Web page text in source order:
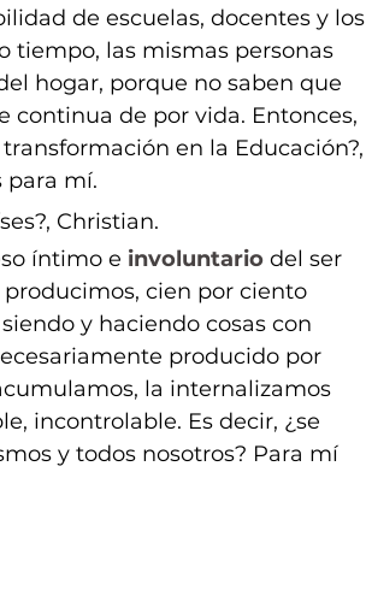
de escuelas, docentes y los
tiempo, las mismas personas
hogar, porque no saben que
continua de por vida. Entonces,
en la Educación?,
para mí.
Christian.
íntimo e involuntario del ser
cien por ciento
y haciendo cosas con
producido por
la internalizamos
incontrolable. Es decir, ¿se
y todos nosotros? Para mí